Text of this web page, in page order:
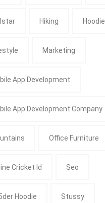
Hiking Hoodie
Marketing
App Development
App Development Company
Office Furniture
Cricket Id Seo
Hoodie Stussy